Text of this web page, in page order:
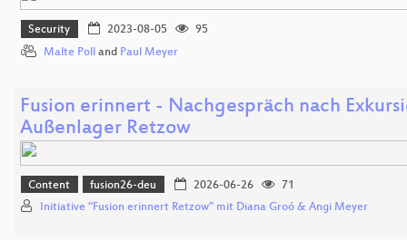
Security 2023-08-05
95
Malte Poll
and Paul Meyer
Fusion erinnert - Nachgespräch nach
Außenlager Retzow
Content fusion26-deu 2026-06-26
71
Initiative “Fusion erinnert Retzow” mit Diana Groó & Angi Meyer